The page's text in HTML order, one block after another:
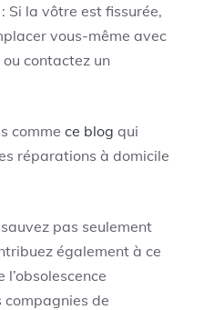
: Si la vôtre est fissurée,
vous-même avec
contactez un
comme ce blog qui
réparations à domicile
pas seulement
également à ce
compagnies de